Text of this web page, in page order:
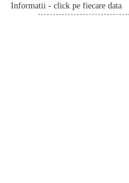
Informatii - click pe fiecare data